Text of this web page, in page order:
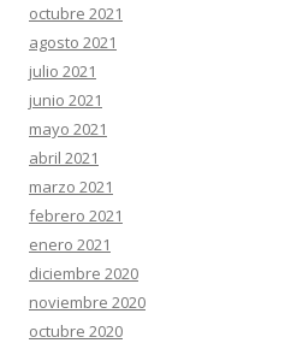
octubre 2021
agosto 2021
julio 2021
junio 2021
mayo 2021
abril 2021
marzo 2021
febrero 2021
enero 2021
diciembre 2020
noviembre 2020
octubre 2020